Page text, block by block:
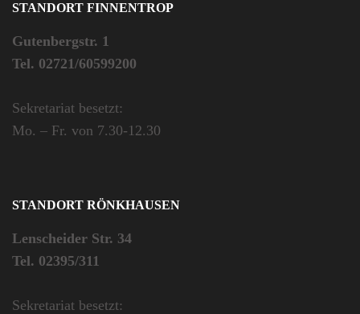
STANDORT FINNENTROP
Gutenbergstr. 1
Tel. 02721/60599200
Sekretariat besetzt:
Mo. – Fr. von 7.30-12.30
STANDORT RÖNKHAUSEN
Lenscheider Str. 34
Tel. 02395/311
Sekretariat besetzt: